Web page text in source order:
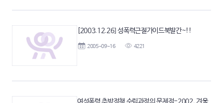
[2003.12.26] 성폭력근절가이드북발간~!!
2005-09-16 4221